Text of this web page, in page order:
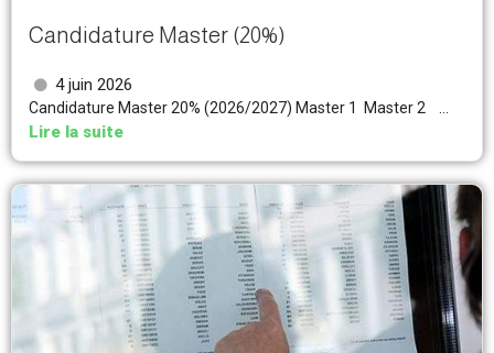
Candidature Master (20%)
4 juin 2026
Candidature Master 20% (2026/2027) Master 1 Master 2 ...
Lire la suite